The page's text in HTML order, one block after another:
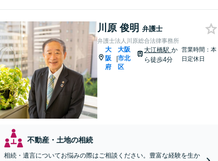
川原 俊明 弁護士
弁護士法人川原総合法律事務所
大
阪
府
|
大阪
市北
区
大江橋駅 か
ら徒歩4分
営業時間：本
日定休日
不動産・土地の相続
相続・遺言についてお悩みの際はご相談ください。豊富な経験を生か